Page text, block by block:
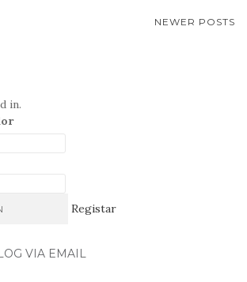
DE POSTS
NEWER POSTS
in.
Registar
VIA EMAIL